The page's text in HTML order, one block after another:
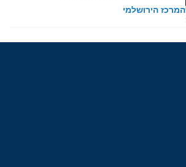
המרכז הירושלמי